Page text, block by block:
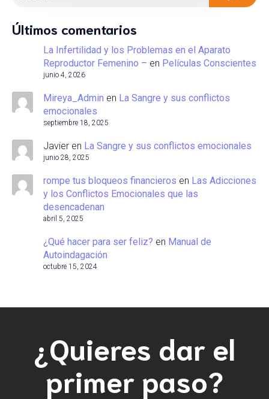
Últimos comentarios
La Infertilidad y los Problemas en el Aparato
Reproductor Femenino – en Películas Conscientes
junio 4, 2026
Mireya_Admin en La Sangre y sus conflictos
emocionales
septiembre 18, 2025
Javier en La Sangre y sus conflictos emocionales
junio 28, 2025
rompe tus bloqueos financieros en Las Adicciones
y los Conflictos Emocionales que las
desencadenan
abril 5, 2025
¿Qué hacer para ser feliz? en Manual de
Autoindagación
octubre 15, 2024
¿Quieres dar el
primer paso?